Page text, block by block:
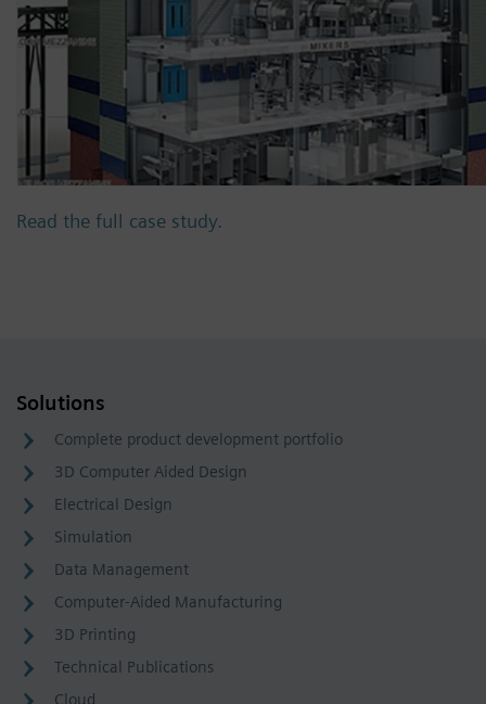
Read the full case study.
Solutions
Complete product development portfolio
3D Computer Aided Design
Electrical Design
Simulation
Data Management
Computer-Aided Manufacturing
3D Printing
Technical Publications
Cloud